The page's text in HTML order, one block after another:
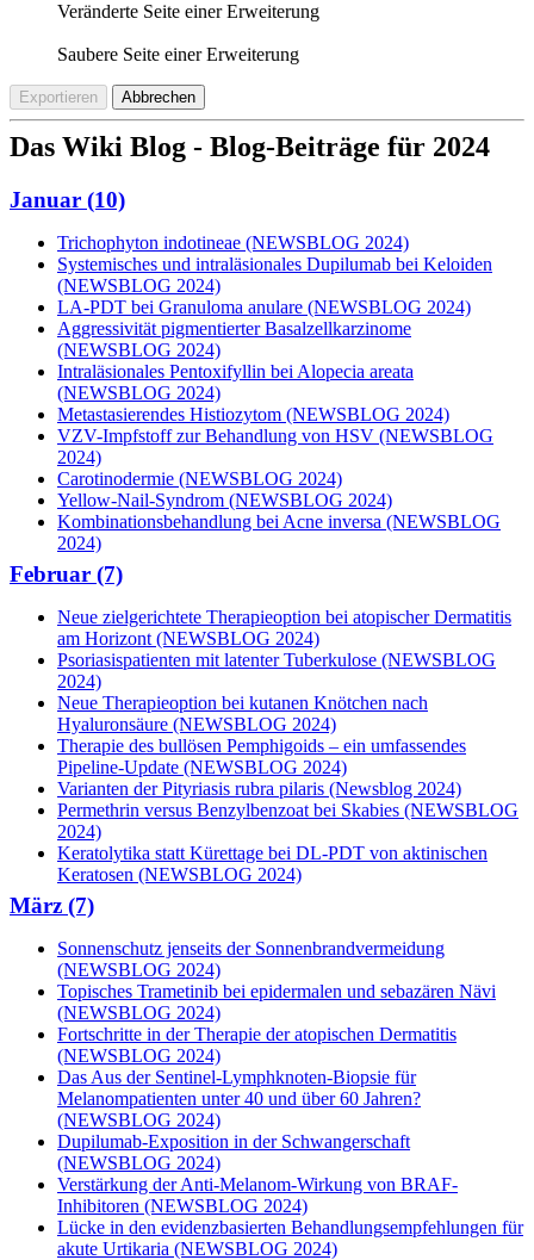
Veränderte Seite einer Erweiterung
Saubere Seite einer Erweiterung
Exportieren Abbrechen
Das Wiki Blog - Blog-Beiträge für 2024
Januar (10)
Trichophyton indotineae (NEWSBLOG 2024)
Systemisches und intraläsionales Dupilumab bei Keloiden
(NEWSBLOG 2024)
LA-PDT bei Granuloma anulare (NEWSBLOG 2024)
Aggressivität pigmentierter Basalzellkarzinome
(NEWSBLOG 2024)
Intraläsionales Pentoxifyllin bei Alopecia areata
(NEWSBLOG 2024)
Metastasierendes Histiozytom (NEWSBLOG 2024)
VZV-Impfstoff zur Behandlung von HSV (NEWSBLOG
2024)
Carotinodermie (NEWSBLOG 2024)
Yellow-Nail-Syndrom (NEWSBLOG 2024)
Kombinationsbehandlung bei Acne inversa (NEWSBLOG
2024)
Februar (7)
Neue zielgerichtete Therapieoption bei atopischer Dermatitis
am Horizont (NEWSBLOG 2024)
Psoriasispatienten mit latenter Tuberkulose (NEWSBLOG
2024)
Neue Therapieoption bei kutanen Knötchen nach
Hyaluronsäure (NEWSBLOG 2024)
Therapie des bullösen Pemphigoids – ein umfassendes
Pipeline-Update (NEWSBLOG 2024)
Varianten der Pityriasis rubra pilaris (Newsblog 2024)
Permethrin versus Benzylbenzoat bei Skabies (NEWSBLOG
2024)
Keratolytika statt Kürettage bei DL-PDT von aktinischen
Keratosen (NEWSBLOG 2024)
März (7)
Sonnenschutz jenseits der Sonnenbrandvermeidung
(NEWSBLOG 2024)
Topisches Trametinib bei epidermalen und sebazären Nävi
(NEWSBLOG 2024)
Fortschritte in der Therapie der atopischen Dermatitis
(NEWSBLOG 2024)
Das Aus der Sentinel-Lymphknoten-Biopsie für
Melanompatienten unter 40 und über 60 Jahren?
(NEWSBLOG 2024)
Dupilumab-Exposition in der Schwangerschaft
(NEWSBLOG 2024)
Verstärkung der Anti-Melanom-Wirkung von BRAF-
Inhibitoren (NEWSBLOG 2024)
Lücke in den evidenzbasierten Behandlungsempfehlungen für
akute Urtikaria (NEWSBLOG 2024)